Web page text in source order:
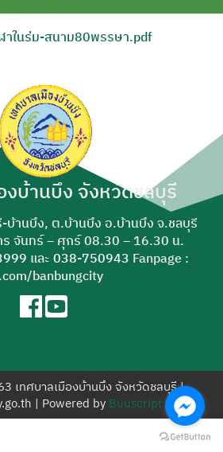
าในร่ม-สนาม80พรรษา.pdf
งบ้านบึง จังหวัดชลบุรี
บ้านบึง, ต.บ้านบึง อ.บ้านบึง จ.ชลบุรี
ร จันทร์ – ศุกร์ 08.30 – 16.30 น.
และ 038-750943 Fanpage :
banbungcity
เทศบาลเมืองบ้านบึง จังหวัดชลบุรี |
| Powered by Buuscript